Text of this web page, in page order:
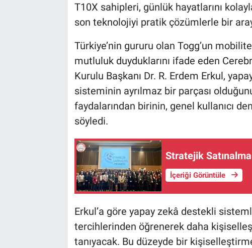
T10X sahipleri, günlük hayatlarını
son teknolojiyi pratik çözümlerle bir
Türkiye’nin gururu olan Togg’un
mutluluk duyduklarını ifade eden
Kurulu Başkanı Dr. R. Erdem Erkul,
sisteminin ayrılmaz bir parçası
faydalarından birinin, genel kullanıcı
söyledi.
Stratejik
İçeriği Görüntüle
Erkul’a göre yapay zekâ destekli
tercihlerinden öğrenerek daha
tanıyacak. Bu düzeyde bir